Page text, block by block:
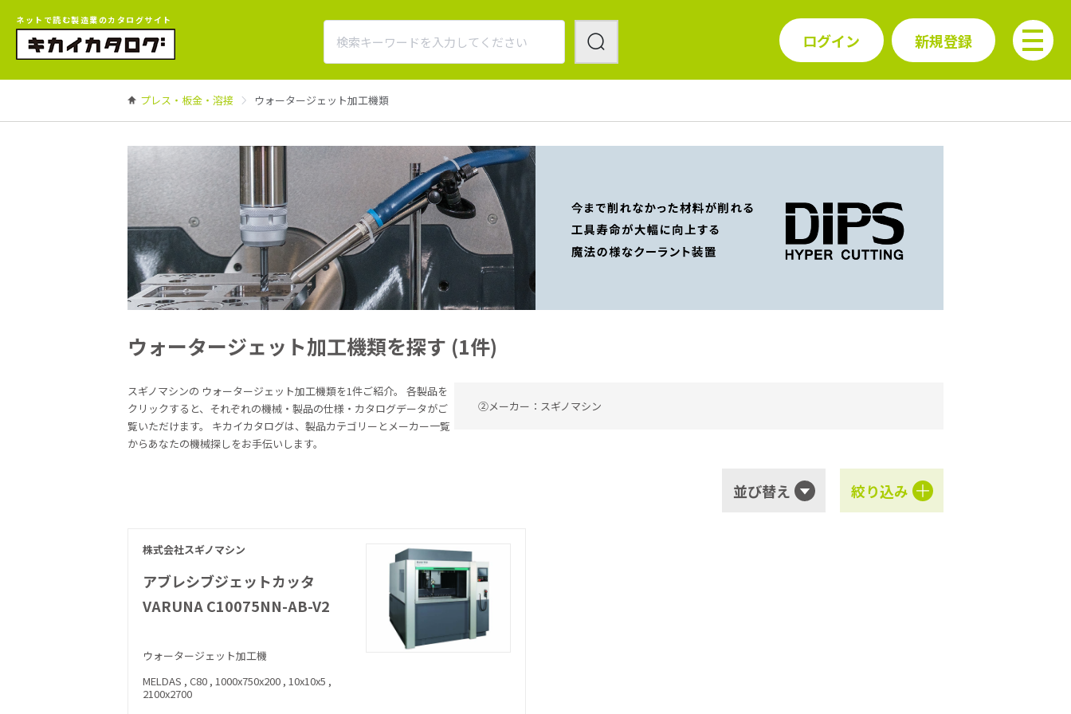
ネットで読む製造業のカタログサイト
ログイン 新規登録
プレス・板金・溶接 ウォータージェット加工機類
ウォータージェット加工機類を探す (1件)
スギノマシンの ウォータージェット加工機類を1件ご紹介。
各製品を
クリックすると、それぞれの機械・製品の仕様・カタログデータがご
覧いただけます。 キカイカタログは、製品カテゴリーとメーカー一覧
からあなたの機械探しをお手伝いします。
②メーカー：スギノマシン
並び替え 絞り込み
株式会社スギノマシン
アブレシブジェットカッタ
VARUNA C10075NN-AB-V2
ウォータージェット加工機
MELDAS , C80 , 1000x750x200 , 10x10x5 ,
2100x2700